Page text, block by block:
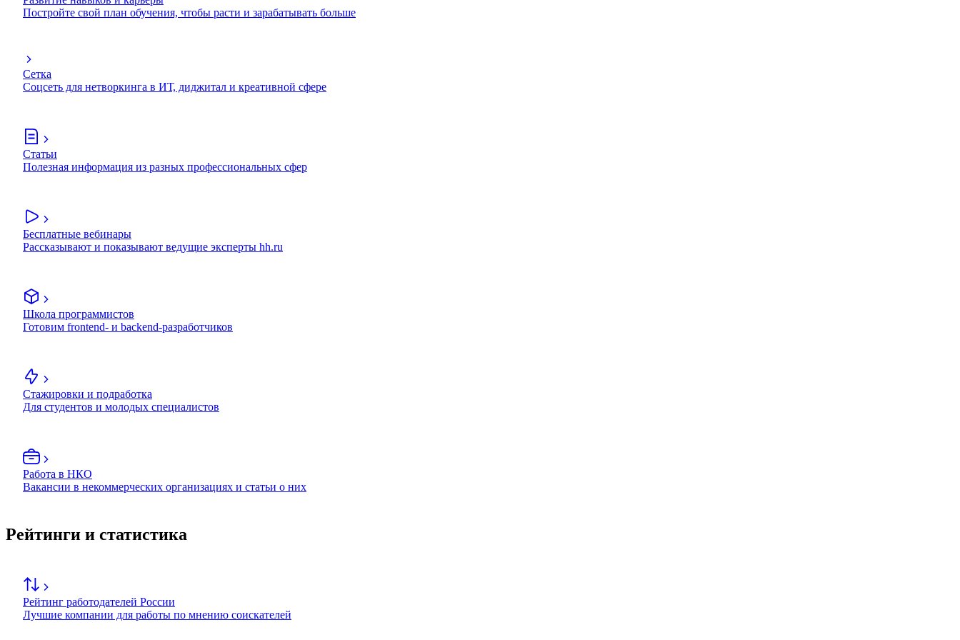
Постройте свой план обучения, чтобы расти и зарабатывать больше
Сетка
Соцсеть для нетворкинга в ИТ, диджитал и креативной сфере
Статьи
Полезная информация из разных профессиональных сфер
Бесплатные вебинары
Рассказывают и показывают ведущие эксперты hh.ru
Школа программистов
Готовим frontend- и backend-разработчиков
Стажировки и подработка
Для студентов и молодых специалистов
Работа в НКО
Вакансии в некоммерческих организациях и статьи о них
Рейтинги и статистика
Рейтинг работодателей России
Лучшие компании для работы по мнению соискателей